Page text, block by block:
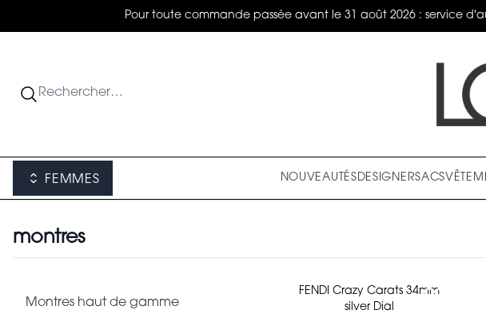
Pour toute commande passée avant le 31 août 2026 : service
FEMMES NOUVEAUTÉSDESIGNERSACS
montres
Montres haut de gamme
FENDI Crazy Carats 34mm
silver Dial